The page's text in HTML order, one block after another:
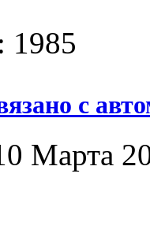
1985
с
Марта